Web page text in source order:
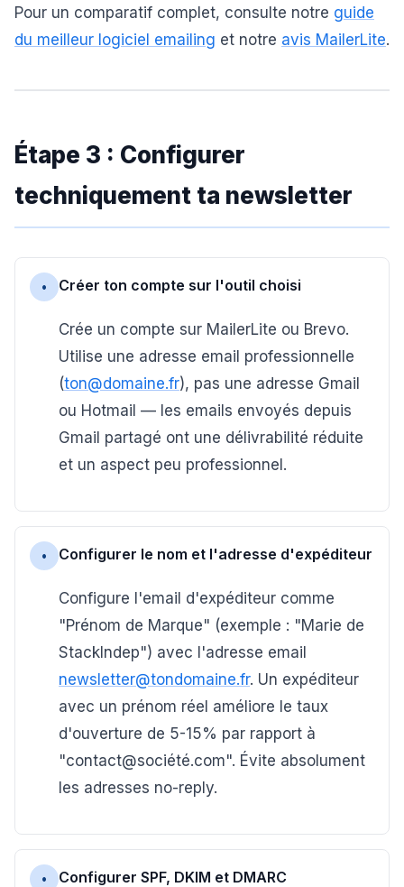
Pour un comparatif complet, consulte notre guide
du meilleur logiciel emailing et notre avis MailerLite.
Étape 3 : Configurer
techniquement ta newsletter
• Créer ton compte sur l'outil choisi
Crée un compte sur MailerLite ou Brevo.
Utilise une adresse email professionnelle
(ton@domaine.fr), pas une adresse Gmail
ou Hotmail — les emails envoyés depuis
Gmail partagé ont une délivrabilité réduite
et un aspect peu professionnel.
• Configurer le nom et l'adresse d'expéditeur
Configure l'email d'expéditeur comme
"Prénom de Marque" (exemple : "Marie de
StackIndep") avec l'adresse email
newsletter@tondomaine.fr. Un expéditeur
avec un prénom réel améliore le taux
d'ouverture de 5-15% par rapport à
"contact@société.com". Évite absolument
les adresses no-reply.
• Configurer SPF, DKIM et DMARC